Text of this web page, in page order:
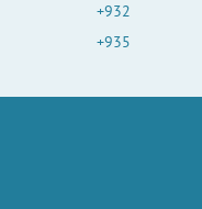
+932
+935